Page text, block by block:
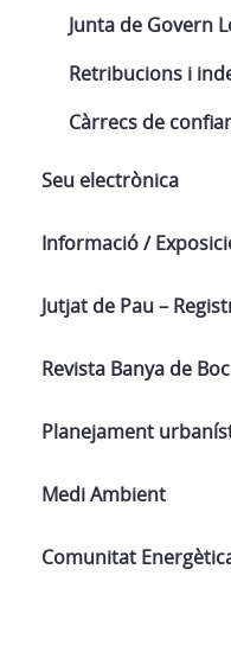
Junta de Govern
Retribucions i
Càrrecs de
Seu electrònica
Informació /
Jutjat de Pau –
Revista Banya de Boc
Planejament
Medi Ambient
Comunitat